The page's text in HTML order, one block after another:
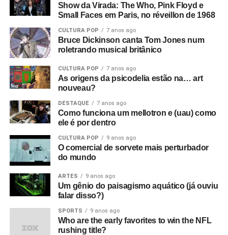
Show da Virada: The Who, Pink Floyd e
Small Faces em Paris, no réveillon de 1968
CULTURA POP 7 anos ago
Bruce Dickinson canta Tom Jones num
roletrando musical britânico
CULTURA POP 7 anos ago
As origens da psicodelia estão na… art
nouveau?
DESTAQUE 7 anos ago
Como funciona um mellotron e (uau) como
ele é por dentro
CULTURA POP 9 anos ago
O comercial de sorvete mais perturbador
do mundo
ARTES 9 anos ago
Um gênio do paisagismo aquático (já ouviu
falar disso?)
SPORTS 9 anos ago
Who are the early favorites to win the NFL
rushing title?